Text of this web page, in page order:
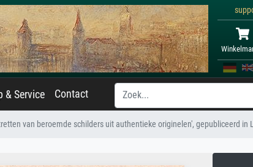
& Service Contact
van beroemde schilders uit authentieke originelen', gepubliceerd in